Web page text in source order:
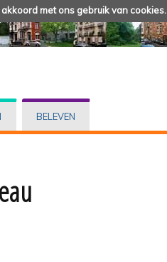
met ons gebruik van cookies.
BELEVEN